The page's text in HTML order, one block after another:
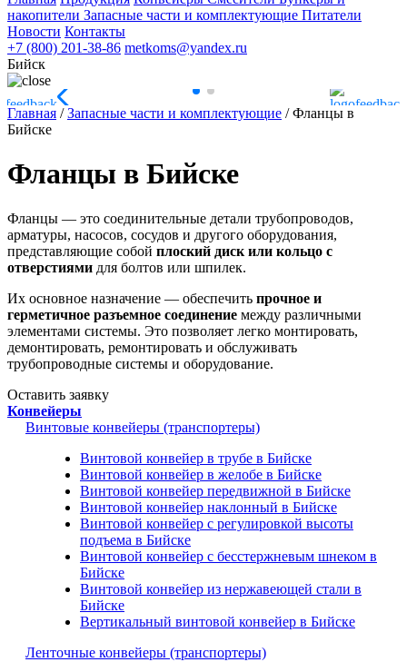
накопители Запасные части и комплектующие Питатели
Новости Контакты
+7 (800) 201-38-86 metkoms@yandex.ru
Бийск
Главная /Запасные части и комплектующие /Фланцы в
Бийске
Фланцы в Бийске
Фланцы — это соединительные детали трубопроводов,
арматуры, насосов, сосудов и другого оборудования,
представляющие собой плоский диск или кольцо с
отверстиями для болтов или шпилек.
Их основное назначение — обеспечить прочное и
герметичное разъемное соединение между различными
элементами системы. Это позволяет легко монтировать,
демонтировать, ремонтировать и обслуживать
трубопроводные системы и оборудование.
Оставить заявку
Конвейеры
Винтовые конвейеры (транспортеры)
Винтовой конвейер в трубе в Бийске
Винтовой конвейер в желобе в Бийске
Винтовой конвейер передвижной в Бийске
Винтовой конвейер наклонный в Бийске
Винтовой конвейер с регулировкой высоты
подъема в Бийске
Винтовой конвейер с бесстержневым шнеком в
Бийске
Винтовой конвейер из нержавеющей стали в
Бийске
Вертикальный винтовой конвейер в Бийске
Ленточные конвейеры (транспортеры)